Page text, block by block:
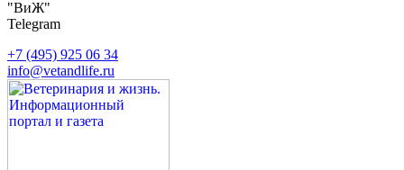
"ВиЖ"
Telegram
+7 (495) 925 06 34
info@vetandlife.ru